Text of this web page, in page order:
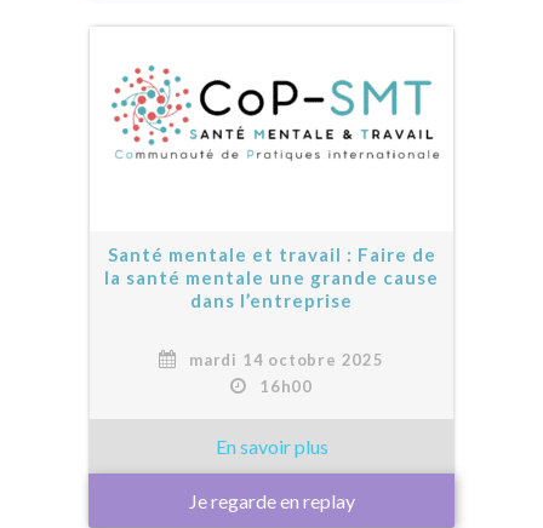
Santé mentale et travail : Faire de
la santé mentale une grande cause
dans l’entreprise
mardi 14 octobre 2025
16h00
Je regarde en replay